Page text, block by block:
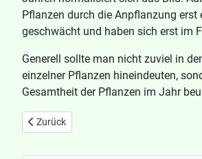
Pflanzen durch die Anpflanzung erst
geschwächt und haben sich erst im
Generell sollte man nicht zuviel in
einzelner Pflanzen hineindeuten,
Gesamtheit der Pflanzen im Jahr
Vorheriger Beitrag: Wasser ist Leben
Zurück